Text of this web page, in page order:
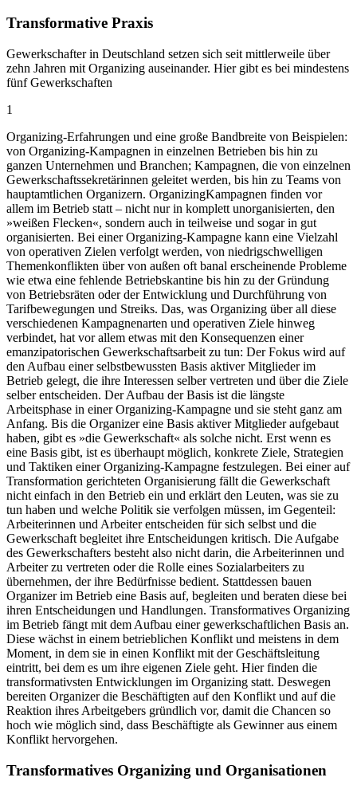
Transformative Praxis
Gewerkschafter in Deutschland setzen sich seit mittlerweile über
zehn Jahren mit Organizing auseinander. Hier gibt es bei mindestens
fünf Gewerkschaften
1
Organizing-Erfahrungen und eine große Bandbreite von Beispielen:
von Organizing-Kampagnen in einzelnen Betrieben bis hin zu
ganzen Unternehmen und Branchen; Kampagnen, die von einzelnen
Gewerkschaftssekretärinnen geleitet werden, bis hin zu Teams von
hauptamtlichen Organizern. OrganizingKampagnen finden vor
allem im Betrieb statt – nicht nur in komplett unorganisierten, den
»weißen Flecken«, sondern auch in teilweise und sogar in gut
organisierten. Bei einer Organizing-Kampagne kann eine Vielzahl
von operativen Zielen verfolgt werden, von niedrigschwelligen
Themenkonflikten über von außen oft banal erscheinende Probleme
wie etwa eine fehlende Betriebskantine bis hin zu der Gründung
von Betriebsräten oder der Entwicklung und Durchführung von
Tarifbewegungen und Streiks. Das, was Organizing über all diese
verschiedenen Kampagnenarten und operativen Ziele hinweg
verbindet, hat vor allem etwas mit den Konsequenzen einer
emanzipatorischen Gewerkschaftsarbeit zu tun: Der Fokus wird auf
den Aufbau einer selbstbewussten Basis aktiver Mitglieder im
Betrieb gelegt, die ihre Interessen selber vertreten und über die Ziele
selber entscheiden. Der Aufbau der Basis ist die längste
Arbeitsphase in einer Organizing-Kampagne und sie steht ganz am
Anfang. Bis die Organizer eine Basis aktiver Mitglieder aufgebaut
haben, gibt es »die Gewerkschaft« als solche nicht. Erst wenn es
eine Basis gibt, ist es überhaupt möglich, konkrete Ziele, Strategien
und Taktiken einer Organizing-Kampagne festzulegen. Bei einer auf
Transformation gerichteten Organisierung fällt die Gewerkschaft
nicht einfach in den Betrieb ein und erklärt den Leuten, was sie zu
tun haben und welche Politik sie verfolgen müssen, im Gegenteil:
Arbeiterinnen und Arbeiter entscheiden für sich selbst und die
Gewerkschaft begleitet ihre Entscheidungen kritisch. Die Aufgabe
des Gewerkschafters besteht also nicht darin, die Arbeiterinnen und
Arbeiter zu vertreten oder die Rolle eines Sozialarbeiters zu
übernehmen, der ihre Bedürfnisse bedient. Stattdessen bauen
Organizer im Betrieb eine Basis auf, begleiten und beraten diese bei
ihren Entscheidungen und Handlungen. Transformatives Organizing
im Betrieb fängt mit dem Aufbau einer gewerkschaftlichen Basis an.
Diese wächst in einem betrieblichen Konflikt und meistens in dem
Moment, in dem sie in einen Konflikt mit der Geschäftsleitung
eintritt, bei dem es um ihre eigenen Ziele geht. Hier finden die
transformativsten Entwicklungen im Organizing statt. Deswegen
bereiten Organizer die Beschäftigten auf den Konflikt und auf die
Reaktion ihres Arbeitgebers gründlich vor, damit die Chancen so
hoch wie möglich sind, dass Beschäftigte als Gewinner aus einem
Konflikt hervorgehen.
Transformatives Organizing und Organisationen